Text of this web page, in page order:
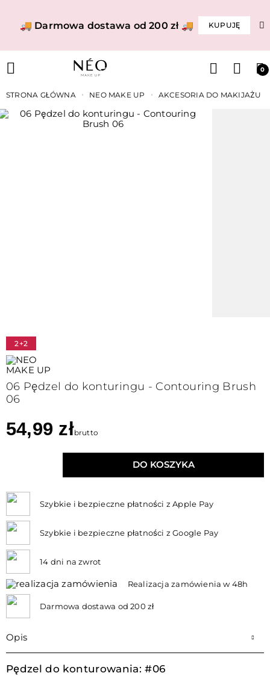
🚚 Darmowa dostawa od 200 zł 🚚 KUPUJĘ
0
STRONA GŁÓWNA NEO MAKE UP AKCESORIA DO MAKIJAŻU
2+2
06 Pędzel do konturingu - Contouring Brush
06
54,99 złbrutto
DO KOSZYKA
Szybkie i bezpieczne płatności z Apple Pay
Szybkie i bezpieczne płatności z Google Pay
14 dni na zwrot
Realizacja zamówienia w 48h
Darmowa dostawa od 200 zł
Opis
Pędzel do konturowania: #06